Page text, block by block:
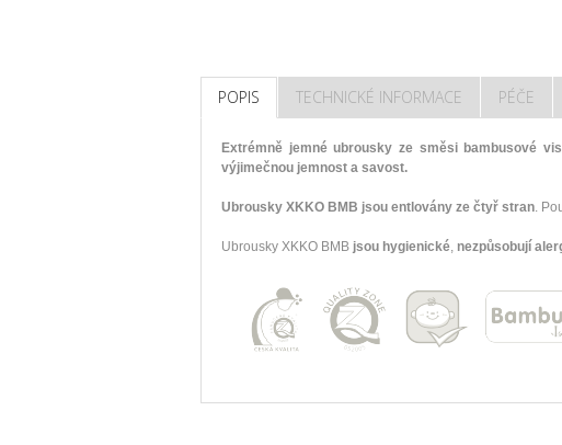
POPIS TECHNICKÉ INFORMACE PÉČE
Extrémně jemné ubrousky ze směsi bambusové
výjimečnou jemnost a savost.
Ubrousky XKKO BMB jsou entlovány ze čtyř stran.
Ubrousky XKKO BMB jsou hygienické, nezpůsobují